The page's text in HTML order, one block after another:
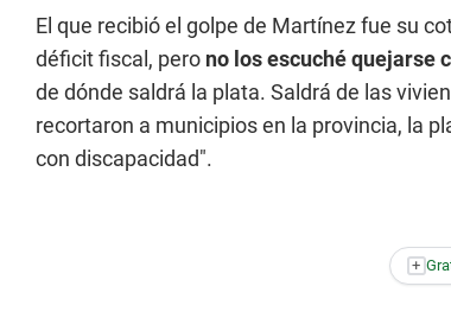
El que recibió el golpe de Martínez fue su
déficit fiscal, pero no los escuché quejarse
de dónde saldrá la plata. Saldrá de las
recortaron a municipios en la provincia, la
con discapacidad".
+